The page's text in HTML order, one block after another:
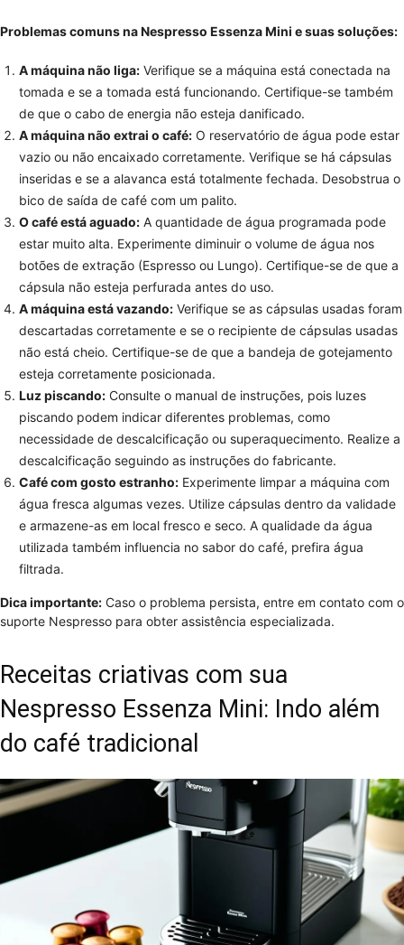
Problemas comuns na Nespresso Essenza Mini e suas soluções:
A máquina não liga: Verifique se a máquina está conectada na
tomada e se a tomada está funcionando. Certifique-se também
de que o cabo de energia não esteja danificado.
A máquina não extrai o café: O reservatório de água pode estar
vazio ou não encaixado corretamente. Verifique se há cápsulas
inseridas e se a alavanca está totalmente fechada. Desobstrua o
bico de saída de café com um palito.
O café está aguado: A quantidade de água programada pode
estar muito alta. Experimente diminuir o volume de água nos
botões de extração (Espresso ou Lungo). Certifique-se de que a
cápsula não esteja perfurada antes do uso.
A máquina está vazando: Verifique se as cápsulas usadas foram
descartadas corretamente e se o recipiente de cápsulas usadas
não está cheio. Certifique-se de que a bandeja de gotejamento
esteja corretamente posicionada.
Luz piscando: Consulte o manual de instruções, pois luzes
piscando podem indicar diferentes problemas, como
necessidade de descalcificação ou superaquecimento. Realize a
descalcificação seguindo as instruções do fabricante.
Café com gosto estranho: Experimente limpar a máquina com
água fresca algumas vezes. Utilize cápsulas dentro da validade
e armazene-as em local fresco e seco. A qualidade da água
utilizada também influencia no sabor do café, prefira água
filtrada.
Dica importante: Caso o problema persista, entre em contato com o
suporte Nespresso para obter assistência especializada.
Receitas criativas com sua
Nespresso Essenza Mini: Indo além
do café tradicional